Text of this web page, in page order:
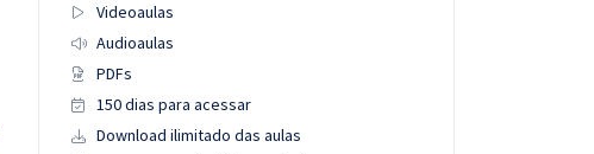
Videoaulas
Audioaulas
PDFs
150 dias para acessar
Download ilimitado das aulas